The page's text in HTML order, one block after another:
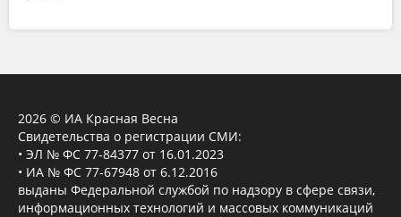
2026 © ИА Красная Весна
Свидетельства о регистрации СМИ:
• ЭЛ № ФС 77-84377 от 16.01.2023
• ИА № ФС 77-67948 от 6.12.2016
выданы Федеральной службой по надзору в сфере связи,
информационных технологий и массовых коммуникаций